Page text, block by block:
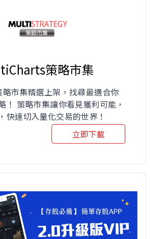
策略市集
市集精選上架，找尋最適合你
！ 策略市集讓你看見獲利可能，
快速切入量化交易的世界！
立即下載